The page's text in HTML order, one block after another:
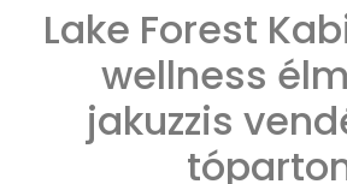
Lake Forest
wellness
jakuzzis